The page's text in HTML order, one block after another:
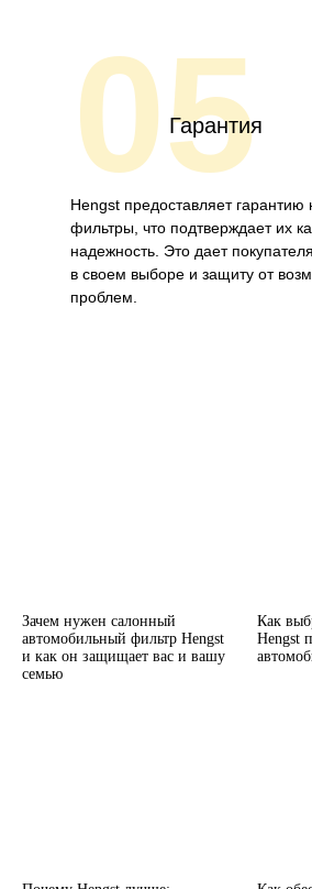
05
Гарантия
Hengst предоставляет гарантию
фильтры, что подтверждает их
надежность. Это дает
в своем выборе и защиту от
проблем.
Зачем нужен салонный
автомобильный фильтр Hengst
и как он защищает вас и вашу
семью
Как
Hengst